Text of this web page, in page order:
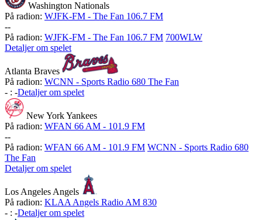
Washington Nationals
På radion: WJFK-FM - The Fan 106.7 FM
--
På radion: WJFK-FM - The Fan 106.7 FM 700WLW
Detaljer om spelet
Atlanta Braves
På radion: WCNN - Sports Radio 680 The Fan
- : -Detaljer om spelet
New York Yankees
På radion: WFAN 66 AM - 101.9 FM
--
På radion: WFAN 66 AM - 101.9 FM WCNN - Sports Radio 680
The Fan
Detaljer om spelet
Los Angeles Angels
På radion: KLAA Angels Radio AM 830
- : -Detaljer om spelet